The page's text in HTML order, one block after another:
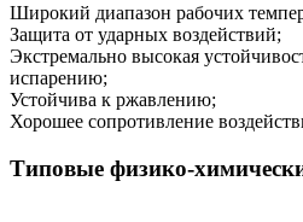
Широкий диапазон рабочих
Защита от ударных воздействий;
Экстремально высокая
испарению;
Устойчива к ржавлению;
Хорошее сопротивление
Типовые физико-